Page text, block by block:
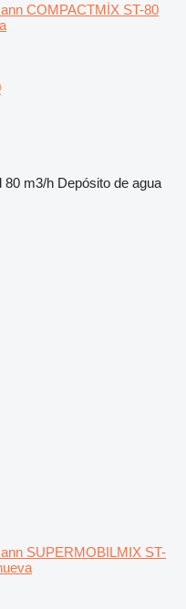
COMPACTMİX ST-80
80 m3/h Depósito de agua
SUPERMOBILMIX ST-